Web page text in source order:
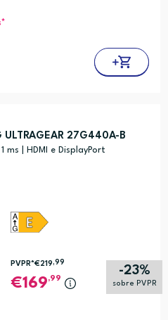
ULTRAGEAR 27G440A-B
ms | HDMI e DisplayPort
-23%
sobre PVPR
PVPR*€219,99
169,99